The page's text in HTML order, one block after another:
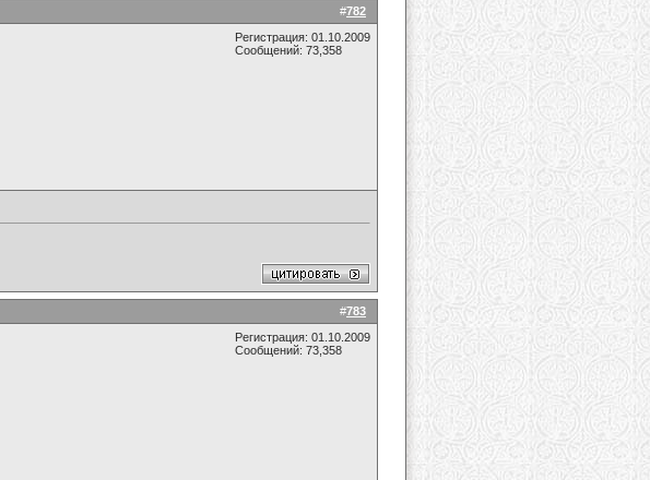
#782
Регистрация: 01.10.2009
Сообщений: 73,358
#783
Регистрация: 01.10.2009
Сообщений: 73,358